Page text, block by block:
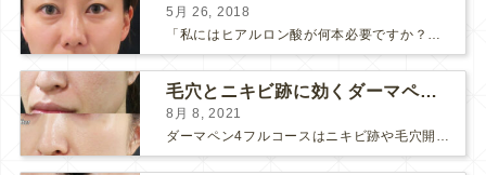
5月 26, 2018
毛穴とニキビ跡に効くダーマペン４フルコース
8月 8, 2021
ダーマペン4フルコースはニキビ跡や毛穴開きで悩まれている方に自信を持ってお勧めできる美肌治療です。 ↑ ダーマペン4フルコースを4回行いました。 ニキビ跡と毛穴開きが改善して肌のキメが整いまし...